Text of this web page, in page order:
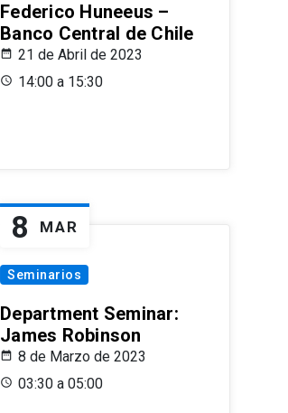
Federico Huneeus –
Banco Central de Chile
21 de Abril de 2023
14:00 a 15:30
8 MAR
Seminarios
Department Seminar:
James Robinson
8 de Marzo de 2023
03:30 a 05:00